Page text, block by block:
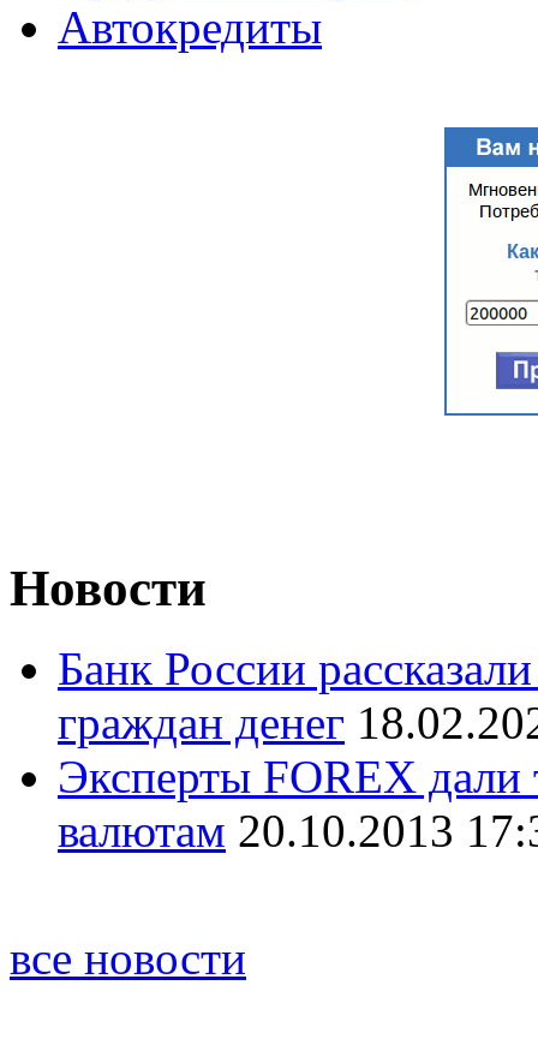
Автокредиты
Новости
Банк России
граждан денег
Эксперты FOREX дали
валютам 20.10.2013
все новости